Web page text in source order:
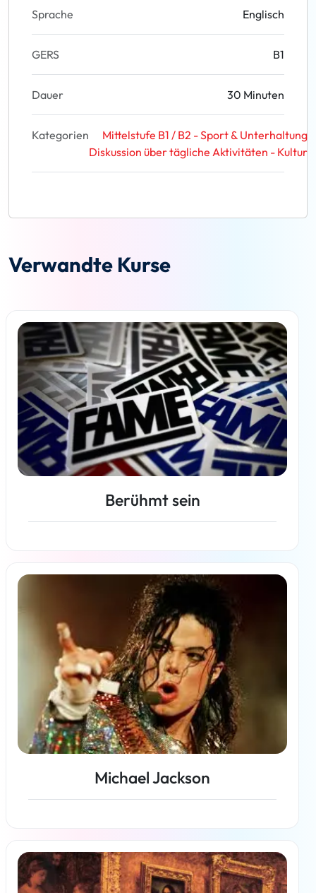
Sprache Englisch
GERS B1
Dauer 30 Minuten
Kategorien
Mittelstufe B1 / B2 - Sport & Unterhaltung
Diskussion über tägliche Aktivitäten - Kultur
Verwandte Kurse
Berühmt sein
Weiterlesen
Michael Jackson
Weiterlesen